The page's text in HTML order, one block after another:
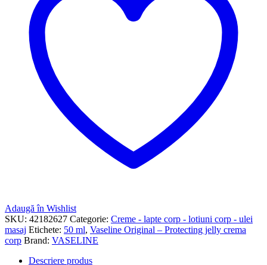
Adaugă în Wishlist
SKU: 42182627 Categorie: Creme - lapte corp - lotiuni corp - ulei
masaj Etichete: 50 ml, Vaseline Original – Protecting jelly crema
corp Brand: VASELINE
Descriere produs